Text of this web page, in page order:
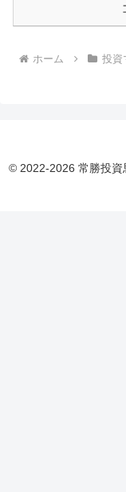
ホーム 投資
© 2022-2026 常勝投資